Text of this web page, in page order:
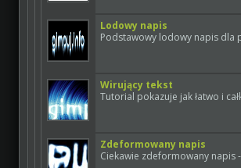
Lodowy napis
Podstawowy lodowy napis dla
Wirujący tekst
Tutorial pokazuje jak łatwo i
Zdeformowany napis
Ciekawie zdeformowany